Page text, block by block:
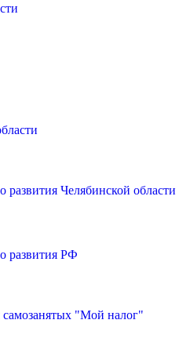
развития Челябинской области
развития РФ
"Мой налог"